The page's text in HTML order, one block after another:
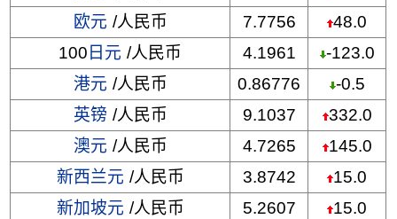
欧元 /人民币 7.7756
48.0
100 日元 /人民币 4.1961
-123.0
港元 /人民币 0.86776
-0.5
英镑 /人民币 9.1037
332.0
澳元 /人民币 4.7265
145.0
新西兰元 /人民币 3.8742
15.0
新加坡元 /人民币 5.2607
15.0